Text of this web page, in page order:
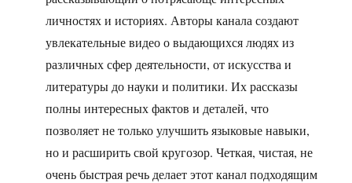
личностях и историях. Авторы канала создают
увлекательные видео о выдающихся людях из
различных сфер деятельности, от искусства и
литературы до науки и политики. Их рассказы
полны интересных фактов и деталей, что
позволяет не только улучшить языковые навыки,
но и расширить свой кругозор. Четкая, чистая, не
очень быстрая речь делает этот канал подходящим